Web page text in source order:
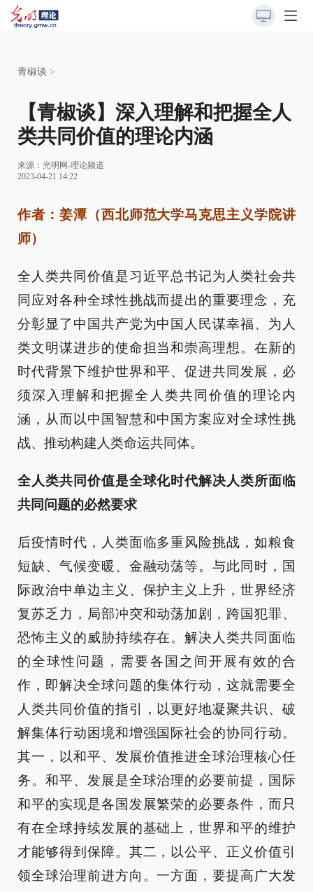
青椒谈 >
【青椒谈】深入理解和把握全人
类共同价值的理论内涵
来源： 光明网-理论频道
2023-04-21 14:22
作者：姜潭（西北师范大学马克思主义学院讲
师）
全人类共同价值是习近平总书记为人类社会共
同应对各种全球性挑战而提出的重要理念，充
分彰显了中国共产党为中国人民谋幸福、为人
类文明谋进步的使命担当和崇高理想。在新的
时代背景下维护世界和平、促进共同发展，必
须深入理解和把握全人类共同价值的理论内
涵，从而以中国智慧和中国方案应对全球性挑
战、推动构建人类命运共同体。
全人类共同价值是全球化时代解决人类所面临
共同问题的必然要求
后疫情时代，人类面临多重风险挑战，如粮食
短缺、气候变暖、金融动荡等。与此同时，国
际政治中单边主义、保护主义上升，世界经济
复苏乏力，局部冲突和动荡加剧，跨国犯罪、
恐怖主义的威胁持续存在。解决人类共同面临
的全球性问题，需要各国之间开展有效的合
作，即解决全球问题的集体行动，这就需要全
人类共同价值的指引，以更好地凝聚共识、破
解集体行动困境和增强国际社会的协同行动。
其一，以和平、发展价值推进全球治理核心任
务。和平、发展是全球治理的必要前提，国际
和平的实现是各国发展繁荣的必要条件，而只
有在全球持续发展的基础上，世界和平的维护
才能够得到保障。其二，以公平、正义价值引
领全球治理前进方向。一方面，要提高广大发